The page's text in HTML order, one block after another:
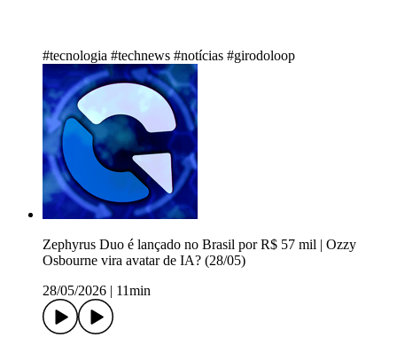
#tecnologia #technews #notícias #girodoloop
Zephyrus Duo é lançado no Brasil por R$ 57 mil | Ozzy
Osbourne vira avatar de IA? (28/05)
28/05/2026
11min